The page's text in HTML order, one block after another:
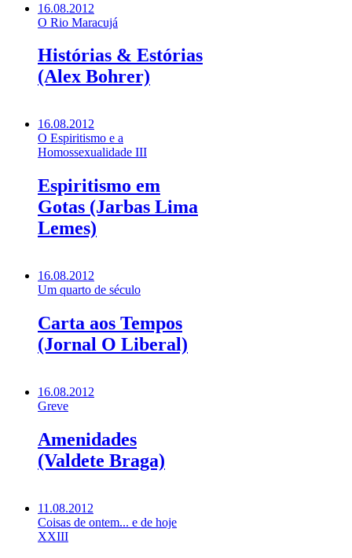
16.08.2012
O Rio Maracujá
Histórias & Estórias
(Alex Bohrer)
16.08.2012
O Espiritismo e a
Homossexualidade III
Espiritismo em
Gotas (Jarbas Lima
Lemes)
16.08.2012
Um quarto de século
Carta aos Tempos
(Jornal O Liberal)
16.08.2012
Greve
Amenidades
(Valdete Braga)
11.08.2012
Coisas de ontem... e de hoje
XXIII